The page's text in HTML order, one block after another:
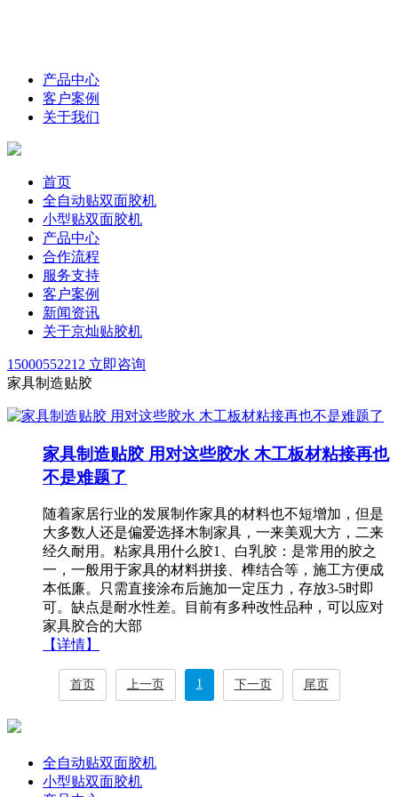
产品中心
客户案例
关于我们
首页
全自动贴双面胶机
小型贴双面胶机
产品中心
合作流程
服务支持
客户案例
新闻资讯
关于京灿贴胶机
15000552212 立即咨询
家具制造贴胶
家具制造贴胶 用对这些胶水 木工板材粘接再也
不是难题了
随着家居行业的发展制作家具的材料也不短增加，但是
大多数人还是偏爱选择木制家具，一来美观大方，二来
经久耐用。粘家具用什么胶1、白乳胶：是常用的胶之
一，一般用于家具的材料拼接、榫结合等，施工方便成
本低廉。只需直接涂布后施加一定压力，存放3-5时即
可。缺点是耐水性差。目前有多种改性品种，可以应对
家具胶合的大部
【详情】
首页 上一页 1 下一页 尾页
全自动贴双面胶机
小型贴双面胶机